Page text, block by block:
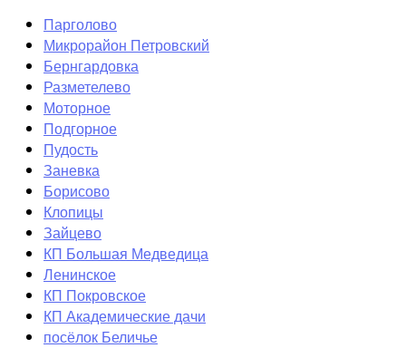
Парголово
Микрорайон Петровский
Бернгардовка
Разметелево
Моторное
Подгорное
Пудость
Заневка
Борисово
Клопицы
Зайцево
КП Большая Медведица
Ленинское
КП Покровское
КП Академические дачи
посёлок Беличье